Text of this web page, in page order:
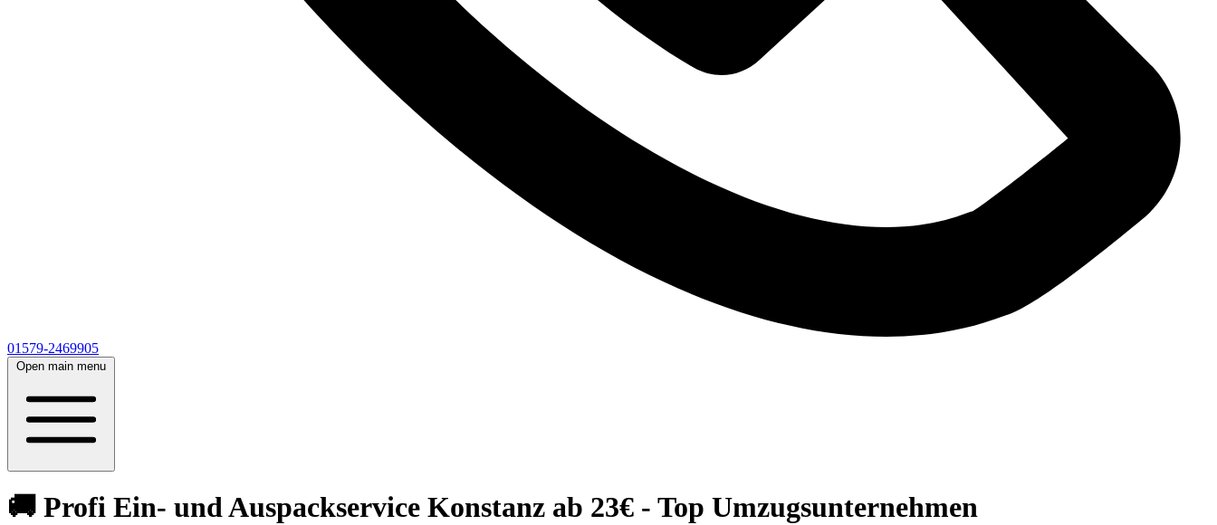
01579-2469905
Open main menu
🚚 Profi Ein- und Auspackservice Konstanz ab 23€ - Top Umzugsunternehmen